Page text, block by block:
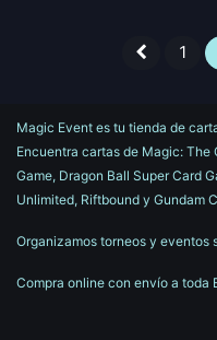
1
Magic Event es tu tienda de
Encuentra cartas de Magic: The
Game, Dragon Ball Super Card
Unlimited, Riftbound y Gundam
Organizamos torneos y eventos
Compra online con envío a toda